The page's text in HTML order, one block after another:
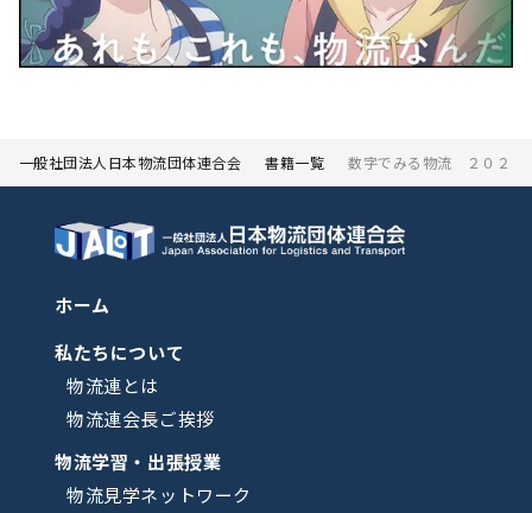
一般社団法人日本物流団体連合会 書籍一覧 数字でみる物流 ２０２４
ホーム
私たちについて
物流連とは
物流連会長ご挨拶
物流学習・出張授業
物流見学ネットワーク